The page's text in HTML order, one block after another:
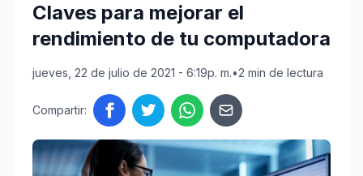
Claves para mejorar el
rendimiento de tu computadora
jueves, 22 de julio de 2021 - 6:19p. m.•2 min de lectura
Compartir: